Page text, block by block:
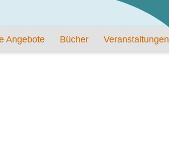
Angebote Bücher Veranstaltungen